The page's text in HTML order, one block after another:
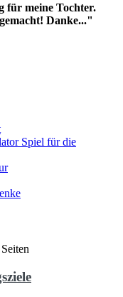
für meine Tochter.
Danke..."
Spiel für die